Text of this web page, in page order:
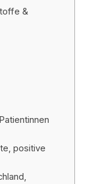
&
positive